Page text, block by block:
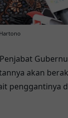
Penjabat
akan
penggantinya